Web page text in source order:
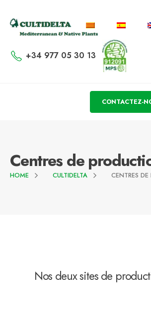
+34 977 05 30 13
CONTACTEZ-
Centres de
HOME CULTIDELTA CENTRES
Nos deux sites de